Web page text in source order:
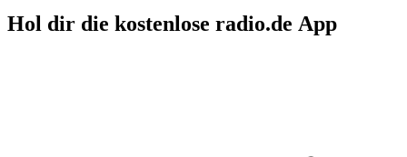
Hol dir die kostenlose radio.de App